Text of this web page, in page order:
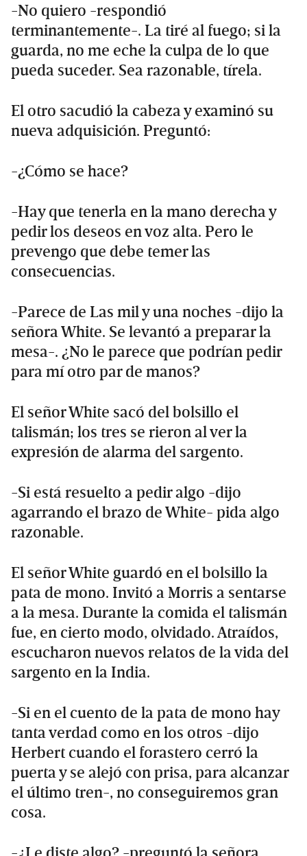
-No quiero -respondió
terminantemente-. La tiré al fuego; si la
guarda, no me eche la culpa de lo que
pueda suceder. Sea razonable, tírela.
El otro sacudió la cabeza y examinó su
nueva adquisición. Preguntó:
-¿Cómo se hace?
-Hay que tenerla en la mano derecha y
pedir los deseos en voz alta. Pero le
prevengo que debe temer las
consecuencias.
-Parece de Las mil y una noches -dijo la
señora White. Se levantó a preparar la
mesa-. ¿No le parece que podrían pedir
para mí otro par de manos?
El señor White sacó del bolsillo el
talismán; los tres se rieron al ver la
expresión de alarma del sargento.
-Si está resuelto a pedir algo -dijo
agarrando el brazo de White- pida algo
razonable.
El señor White guardó en el bolsillo la
pata de mono. Invitó a Morris a sentarse
a la mesa. Durante la comida el talismán
fue, en cierto modo, olvidado. Atraídos,
escucharon nuevos relatos de la vida del
sargento en la India.
-Si en el cuento de la pata de mono hay
tanta verdad como en los otros -dijo
Herbert cuando el forastero cerró la
puerta y se alejó con prisa, para alcanzar
el último tren-, no conseguiremos gran
cosa.